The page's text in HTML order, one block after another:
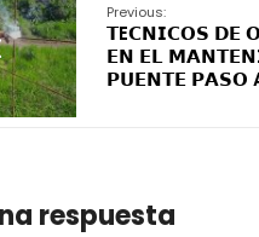
Previous:
𝗧E𝗖𝗡𝗜𝗖𝗢𝗦 𝗗𝗘
𝗘𝗡 𝗘𝗟
𝗣𝗨𝗘𝗡𝗧𝗘 𝗣𝗔𝗦𝗢
respuesta